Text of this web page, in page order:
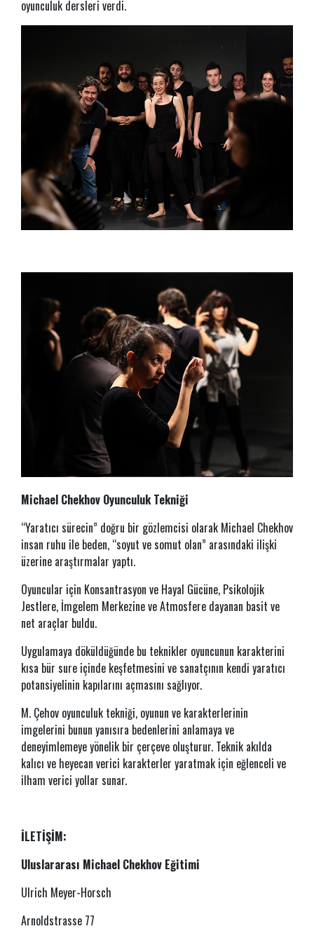
oyunculuk dersleri verdi.
Michael Chekhov Oyunculuk Tekniği
“Yaratıcı sürecin” doğru bir gözlemcisi olarak Michael Chekhov
insan ruhu ile beden, “soyut ve somut olan” arasındaki ilişki
üzerine araştırmalar yaptı.
Oyuncular için Konsantrasyon ve Hayal Gücüne, Psikolojik
Jestlere, İmgelem Merkezine ve Atmosfere dayanan basit ve
net araçlar buldu.
Uygulamaya döküldüğünde bu teknikler oyuncunun karakterini
kısa bür sure içinde keşfetmesini ve sanatçının kendi yaratıcı
potansiyelinin kapılarını açmasını sağlıyor.
M. Çehov oyunculuk tekniği, oyunun ve karakterlerinin
imgelerini bunun yanısıra bedenlerini anlamaya ve
deneyimlemeye yönelik bir çerçeve oluşturur. Teknik akılda
kalıcı ve heyecan verici karakterler yaratmak için eğlenceli ve
ilham verici yollar sunar.
İLETİŞİM:
Uluslararası Michael Chekhov Eğitimi
Ulrich Meyer-Horsch
Arnoldstrasse 77